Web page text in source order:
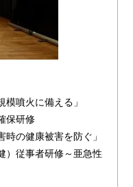
噴火に備える」
保研修
の健康被害を防ぐ」
）従事者研修～亜急性